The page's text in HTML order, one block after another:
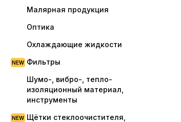
Малярная продукция
Оптика
Охлаждающие жидкости
Фильтры
Шумо-, вибро-, тепло-
изоляционный материал,
инструменты
Щётки стеклоочистителя,